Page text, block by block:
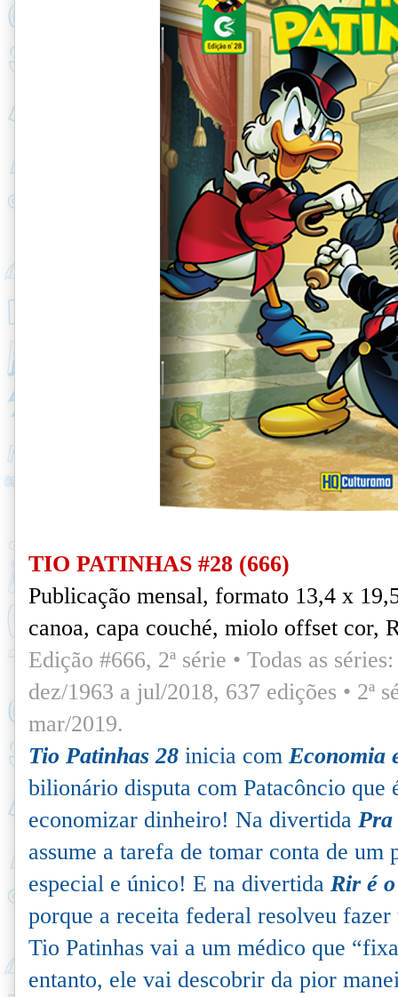
TIO PATINHAS #28 (666)
Publicação mensal, formato 13,4 x
canoa, capa couché, miolo offset cor,
Edição #666, 2ª série • Todas as
dez/1963 a jul/2018, 637 edições • 2ª
mar/2019.
Tio Patinhas 28 inicia com Economia
bilionário disputa com Patacôncio que
economizar dinheiro! Na divertida Pra
assume a tarefa de tomar conta de um
especial e único! E na divertida Rir é
porque a receita federal resolveu
Tio Patinhas vai a um médico que
entanto, ele vai descobrir da pior